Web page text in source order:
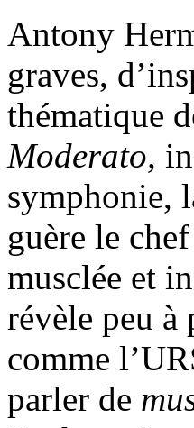
Antony
graves,
thématique
Moderato,
symphonie,
guère le
musclée et
révèle peu
comme
parler de